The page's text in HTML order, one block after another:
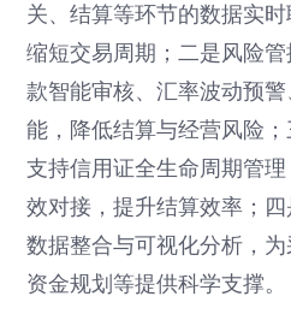
关、结算等环节的数据实时
缩短交易周期；二是风险
款智能审核、汇率波动预
能，降低结算与经营风险；
支持信用证全生命周期管
效对接，提升结算效率；
数据整合与可视化分析，为
资金规划等提供科学支撑。